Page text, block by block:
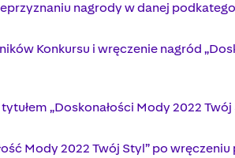
nagrody w danej
Konkursu i wręczenie nagród
„Doskonałości Mody 2022
Mody 2022 Twój Styl” po